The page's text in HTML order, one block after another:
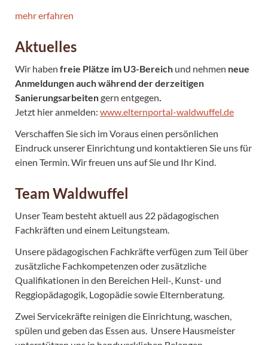
mehr erfahren
Aktuelles
Wir haben freie Plätze im U3-Bereich und nehmen neue
Anmeldungen auch während der derzeitigen
Sanierungsarbeitengern entgegen
Jetzt hier anmelden: www.elternportal-waldwuffel.de
Verschaffen Sie sich im Voraus einen persönlichen
Eindruck unserer Einrichtung und kontaktieren Sie uns für
einen Termin. Wir freuen uns auf Sie und Ihr Kind.
Team Waldwuffel
Unser Team besteht aktuell aus 22 pädagogischen
Fachkräften und einem Leitungsteam.
Unsere pädagogischen Fachkräfte verfügen zum Teil über
zusätzliche Fachkompetenzen oder zusätzliche
Qualifikationen in den Bereichen Heil-, Kunst- und
Reggiopädagogik, Logopädie sowie Elternberatung.
Zwei Servicekräfte reinigen die Einrichtung, waschen,
spülen und geben das Essen aus. Unsere Hausmeister